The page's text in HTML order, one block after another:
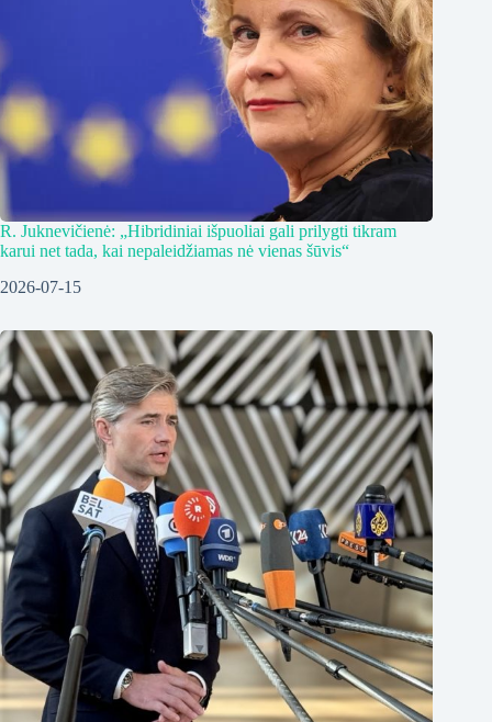
R. Juknevičienė: „Hibridiniai išpuoliai gali prilygti tikram
karui net tada, kai nepaleidžiamas nė vienas šūvis“
2026-07-15